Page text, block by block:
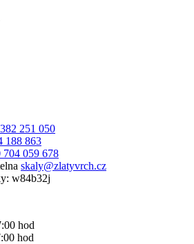
251 050
188 863
704 059 678
skaly@zlatyvrch.cz
w84b32j
hod
hod